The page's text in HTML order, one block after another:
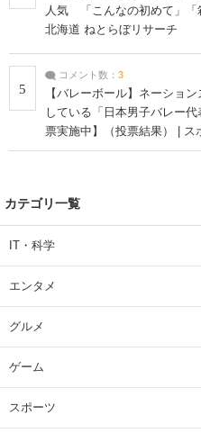
人気 「こんなの初めて」「
北海道 ねとらぼリサーチ
5
コメント数： 3
【バレーボール】ネーショ
している「日本男子バレー
票実施中】（投票結果） | ス
カテゴリ一覧
IT・科学
エンタメ
グルメ
ゲーム
スポーツ